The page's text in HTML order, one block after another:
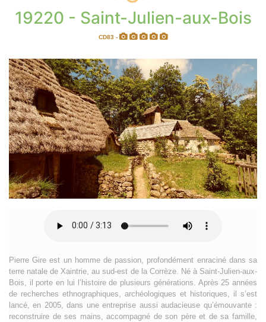
19220 - Saint-Julien-aux-Bois
CD83 -
Pierre Gire est un homme de passion, profondément enraciné dans sa
terre natale de Xaintrie, au sud-est de la Corrèze. Né à Saint-Julien-aux-
Bois, il porte en lui l’histoire de plusieurs générations. Après 25 années
de recherches ethnographiques, archéologiques et historiques, il s’est
lancé, en 2005, dans une entreprise aussi audacieuse qu’émouvante :
reconstruire de ses mains, accompagné de son père et de sa famille,